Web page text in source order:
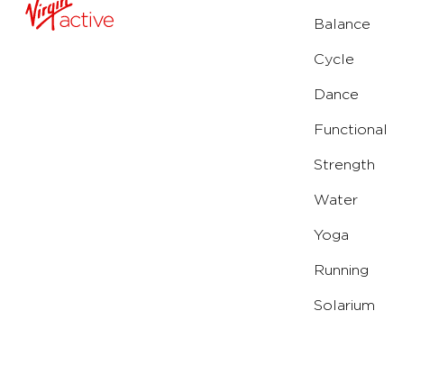
Balance
Cycle
Dance
Functional
Strength
Water
Yoga
Running
Solarium